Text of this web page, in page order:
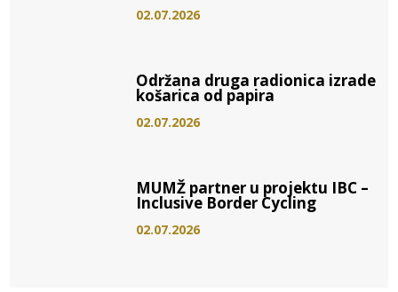
02.07.2026
Održana druga radionica izrade
košarica od papira
02.07.2026
MUMŽ partner u projektu IBC –
Inclusive Border Cycling
02.07.2026